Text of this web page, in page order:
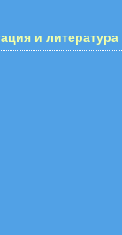
и литература